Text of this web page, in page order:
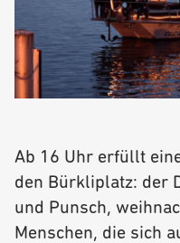
Ab 16 Uhr erfüllt
den Bürkliplatz: der
und Punsch,
Menschen, die sich